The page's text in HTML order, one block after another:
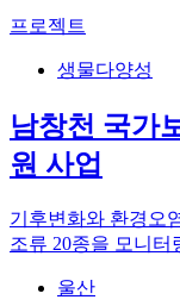
주
세
요.
해
세
분
류
체
를
선
택
해
주
세
요.
입
해
세
요.
프로젝트
생물다양성
남창천 국가
원 사업
기후변화와 환경오
조류 20종을 모니
울산